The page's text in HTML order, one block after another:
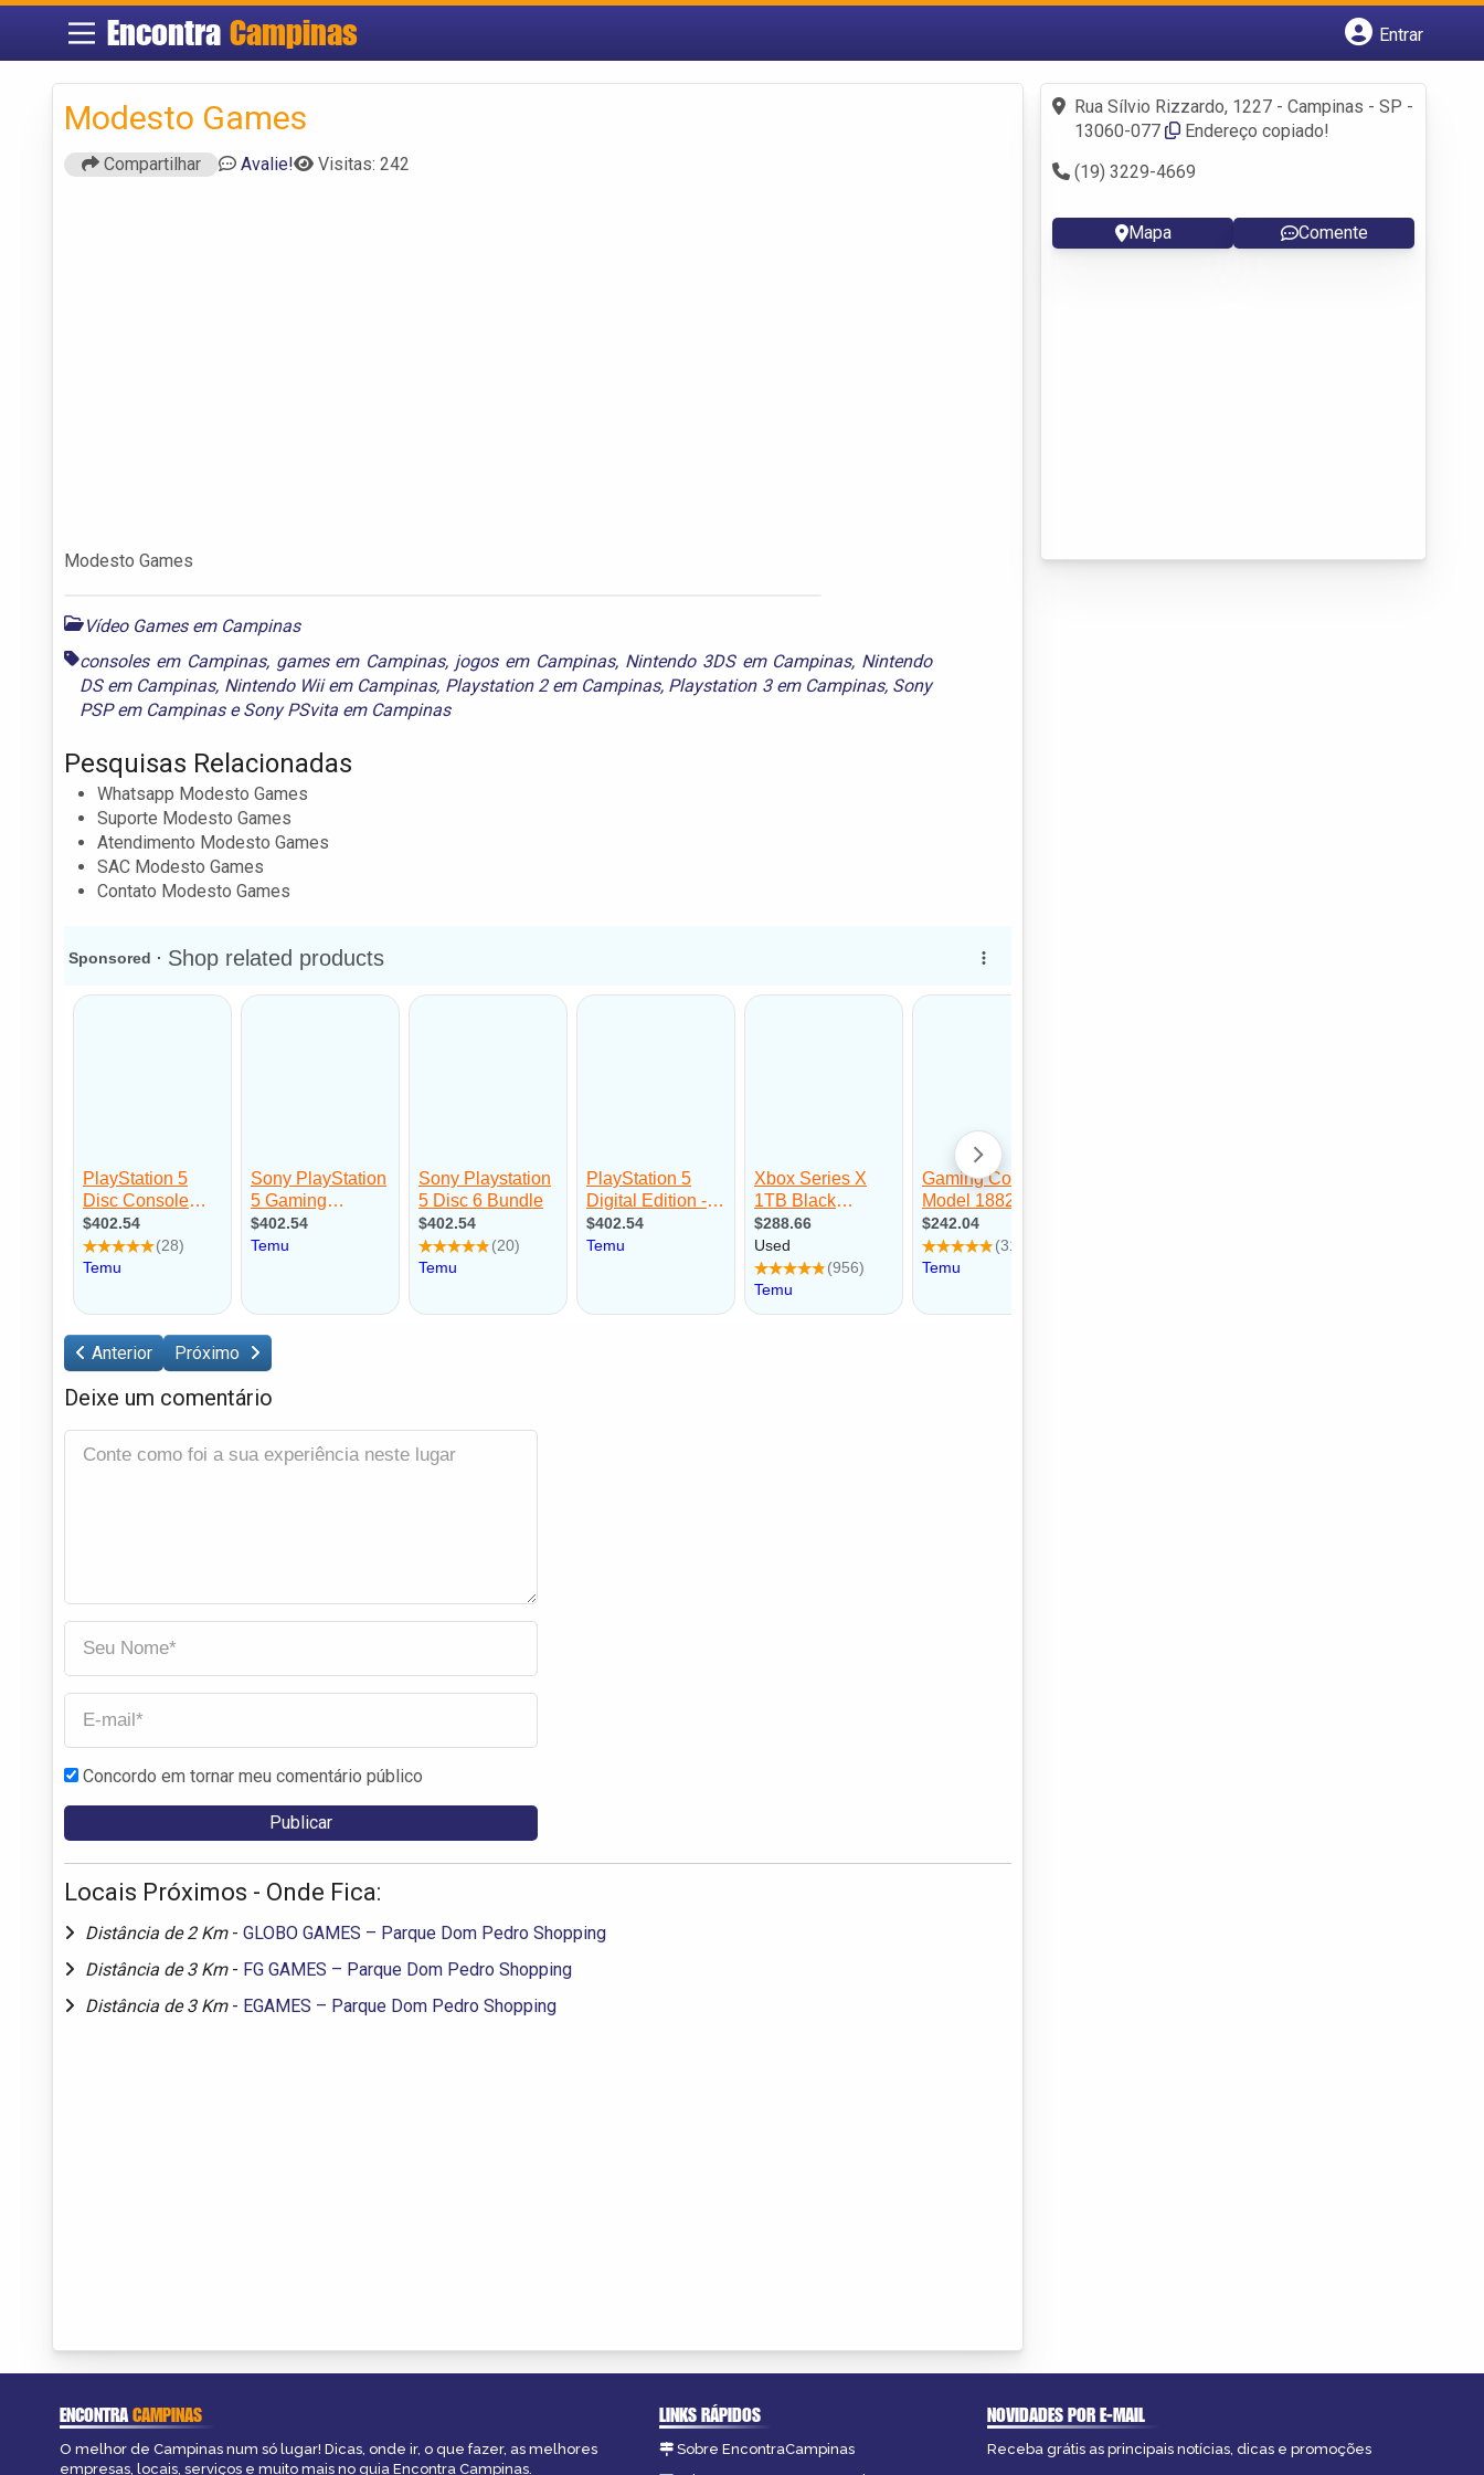
EncontraCampinas
Entrar
Fazer login
Criar conta
Modesto Games
Compartilhar Avalie! Visitas: 242
Modesto Games
Vídeo Games em Campinas
consoles em Campinas, games em Campinas, jogos em Campinas, Nintendo 3DS em Campinas, Nintendo
DS em Campinas, Nintendo Wii em Campinas, Playstation 2 em Campinas, Playstation 3 em Campinas, Sony
PSP em CampinaseSony PSvita em Campinas
Pesquisas Relacionadas
Whatsapp Modesto Games
Suporte Modesto Games
Atendimento Modesto Games
SAC Modesto Games
Contato Modesto Games
Anterior Próximo
Deixe um comentário
Concordo em tornar meu comentário público
Locais Próximos - Onde Fica:
Distância de 2 Km - GLOBO GAMES – Parque Dom Pedro Shopping
Distância de 3 Km - FG GAMES – Parque Dom Pedro Shopping
Distância de 3 Km - EGAMES – Parque Dom Pedro Shopping
Rua Sílvio Rizzardo, 1227 - Campinas - SP -
13060-077
Endereço copiado!
(19) 3229-4669
Mapa Comente
ENCONTRACAMPINAS
O melhor de Campinas num só lugar! Dicas, onde ir, o que fazer, as melhores
empresas, locais, serviços e muito mais no guia Encontra Campinas.
LINKS RÁPIDOS
Sobre EncontraCampinas
NOVIDADES POR E-MAIL
Receba grátis as principais notícias, dicas e promoções